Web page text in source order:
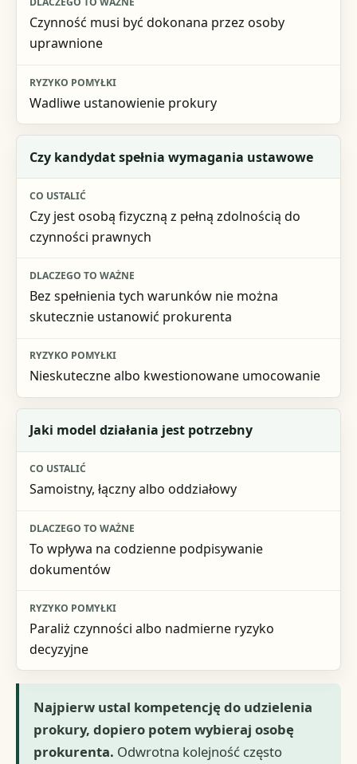
Czynność musi być dokonana przez osoby
uprawnione
Wadliwe ustanowienie prokury
Czy kandydat spełnia wymagania ustawowe
Czy jest osobą fizyczną z pełną zdolnością do
czynności prawnych
Bez spełnienia tych warunków nie można
skutecznie ustanowić prokurenta
Nieskuteczne albo kwestionowane umocowanie
Jaki model działania jest potrzebny
Samoistny, łączny albo oddziałowy
To wpływa na codzienne podpisywanie
dokumentów
Paraliż czynności albo nadmierne ryzyko
decyzyjne
Najpierw ustal kompetencję do udzielenia
prokury, dopiero potem wybieraj osobę
prokurenta. Odwrotna kolejność często